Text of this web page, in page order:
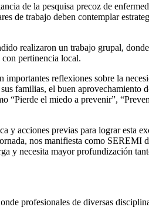
de la pesquisa precoz de
de trabajo deben contemplar
realizaron un trabajo grupal,
con pertinencia local.
reflexiones sobre la
familias, el buen aprovechamiento
“Pierde el miedo a prevenir”,
y acciones previas para lograr esta
nos manifiesta como SEREMI
y necesita mayor profundización
profesionales de diversas